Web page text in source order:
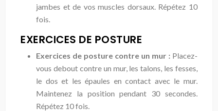
jambes et de vos muscles dorsaux. Répétez 10
fois.
EXERCICES DE POSTURE
Exercices de posture contre un mur : Placez-
vous debout contre un mur, les talons, les fesses,
le dos et les épaules en contact avec le mur.
Maintenez la position pendant 30 secondes.
Répétez 10 fois.